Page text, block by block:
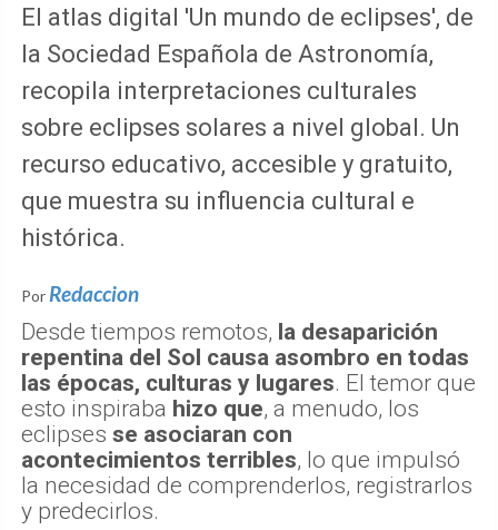
El atlas digital 'Un mundo de eclipses', de
la Sociedad Española de Astronomía,
recopila interpretaciones culturales
sobre eclipses solares a nivel global. Un
recurso educativo, accesible y gratuito,
que muestra su influencia cultural e
histórica.
Por Redaccion
Desde tiempos remotos, la desaparición
repentina del Sol causa asombro en todas
las épocas, culturas y lugares. El temor que
esto inspiraba hizo que, a menudo, los
eclipses se asociaran con
acontecimientos terribles, lo que impulsó
la necesidad de comprenderlos, registrarlos
y predecirlos.